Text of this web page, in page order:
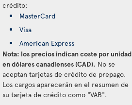
crédito:
MasterCard
Visa
American Express
Nota: los precios indican coste por unidad
en dólares canadienses (CAD). No se
aceptan tarjetas de crédito de prepago.
Los cargos aparecerán en el resumen de
su tarjeta de crédito como "VAB".